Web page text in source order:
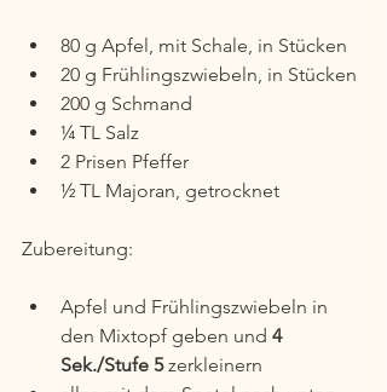
80 g Apfel, mit Schale, in Stücken
20 g Frühlingszwiebeln, in Stücken
200 g Schmand
¼ TL Salz
2 Prisen Pfeffer
½ TL Majoran, getrocknet
Zubereitung:
Apfel und Frühlingszwiebeln in
den Mixtopf geben und 4
Sek./Stufe 5 zerkleinern